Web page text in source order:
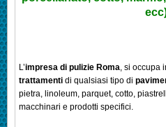
L’impresa di pulizie Roma, si occupa
trattamenti di qualsiasi tipo di
pietra, linoleum, parquet, cotto,
macchinari e prodotti specifici.